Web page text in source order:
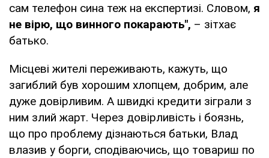
сам телефон сина теж на експертизі. Словом, я
не вірю, що винного покарають", – зітхає
батько.
Місцеві жителі переживають, кажуть, що
загиблий був хорошим хлопцем, добрим, але
дуже довірливим. А швидкі кредити зіграли з
ним злий жарт. Через довірливість і боязнь,
що про проблему дізнаються батьки, Влад
влазив у борги, сподіваючись, що товариш по